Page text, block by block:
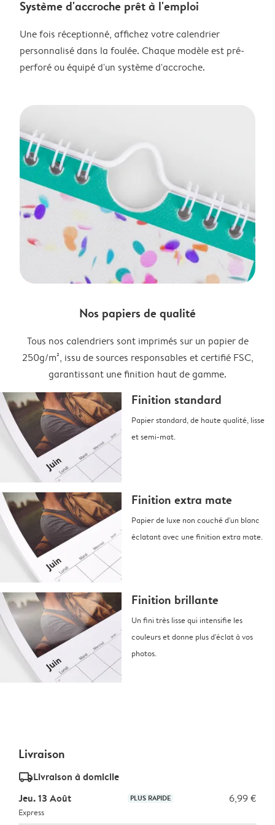
Système d'accroche prêt à l'emploi
Une fois réceptionné, affichez votre calendrier
personnalisé dans la foulée. Chaque modèle est pré-
perforé ou équipé d'un système d'accroche.
Nos papiers de qualité
Tous nos calendriers sont imprimés sur un papier de
250g/m², issu de sources responsables et certifié FSC,
garantissant une finition haut de gamme.
Finition standard
Papier standard, de haute qualité, lisse
et semi-mat.
Finition extra mate
Papier de luxe non couché d'un blanc
éclatant avec une finition extra mate.
Finition brillante
Un fini très lisse qui intensifie les
couleurs et donne plus d'éclat à vos
photos.
Livraison
delivery_standard_v2Livraison à domicile
Jeu. 13 Août
PLUS RAPIDE 6,99 €
Express